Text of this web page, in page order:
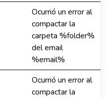
Ocurrió un error al
compactar la
carpeta %folder%
del email
%email%
Ocurrió un error al
compactar la